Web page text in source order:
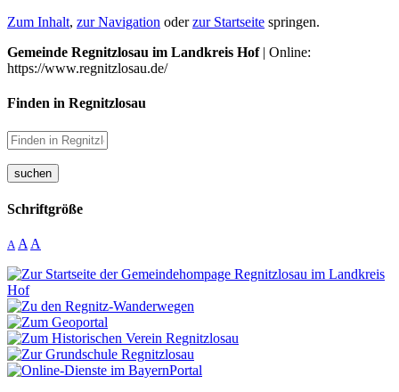
Zum Inhalt, zur Navigation oderzur Startseite springen.
Gemeinde Regnitzlosau im Landkreis Hof| Online:
https://www.regnitzlosau.de/
Finden in Regnitzlosau
suchen
Schriftgröße
A A A